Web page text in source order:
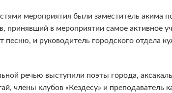
мероприятия были заместитель акима
принявший в мероприятии самое активное
песню, и руководитель городского отдела
речью выступили поэты города,
члены клубов «Кездесу» и преподаватель